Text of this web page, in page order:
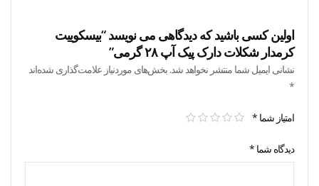
اولین کسی باشید که دیدگاهی می نویسد “بیسکوییت
کرمدار شکلات دارک پیک آپ ۲۸ گرمی”
نشانی ایمیل شما منتشر نخواهد شد. بخش‌های موردنیاز علامت‌گذاری شده‌اند
*
امتیاز شما *
دیدگاه شما *